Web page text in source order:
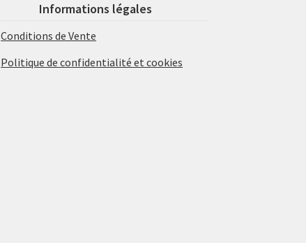
Informations légales
Conditions de Vente
Politique de confidentialité et cookies